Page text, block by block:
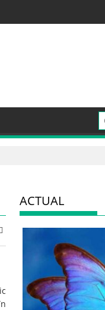
ACTUAL